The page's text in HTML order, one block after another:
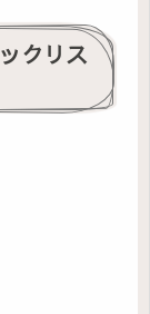
クリス